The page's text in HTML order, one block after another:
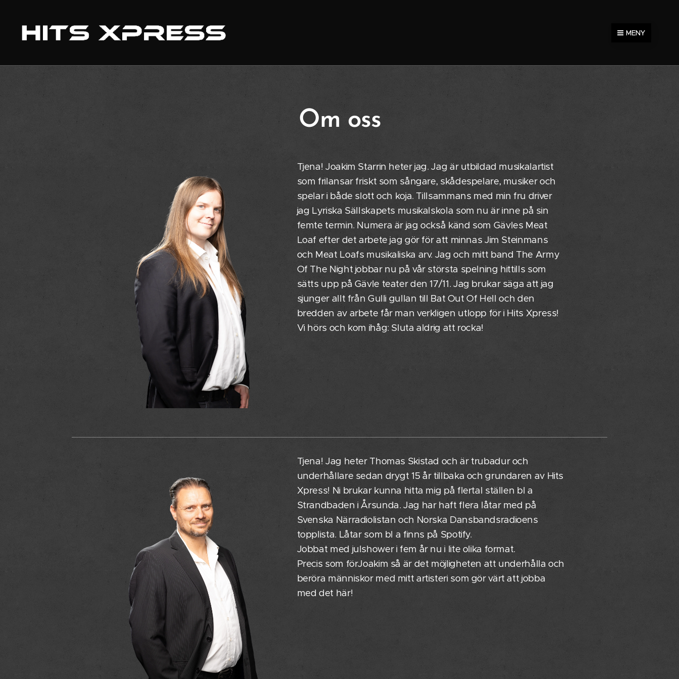
MENY
Om oss
Tjena! Joakim Starrin heter jag. Jag är utbildad musikalartist
som frilansar friskt som sångare, skådespelare, musiker och
spelar i både slott och koja. Tillsammans med min fru driver
jag Lyriska Sällskapets musikalskola som nu är inne på sin
femte termin. Numera är jag också känd som Gävles Meat
Loaf efter det arbete jag gör för att minnas Jim Steinmans
och Meat Loafs musikaliska arv. Jag och mitt band The Army
Of The Night jobbar nu på vår största spelning hittills som
sätts upp på Gävle teater den 17/11. Jag brukar säga att jag
sjunger allt från Gulli gullan till Bat Out Of Hell och den
bredden av arbete får man verkligen utlopp för i Hits Xpress!
Vi hörs och kom ihåg: Sluta aldrig att rocka!
Tjena! Jag heter Thomas Skistad och är trubadur och
underhållare sedan drygt 15 år tillbaka och grundaren av Hits
Xpress! Ni brukar kunna hitta mig på flertal ställen bl a
Strandbaden i Årsunda. Jag har haft flera låtar med på
Svenska Närradiolistan och Norska Dansbandsradioens
topplista. Låtar som bl a finns på Spotify.
Jobbat med julshower i fem år nu i lite olika format.
Precis som förJoakim så är det möjligheten att underhålla och
beröra människor med mitt artisteri som gör värt att jobba
med det här!